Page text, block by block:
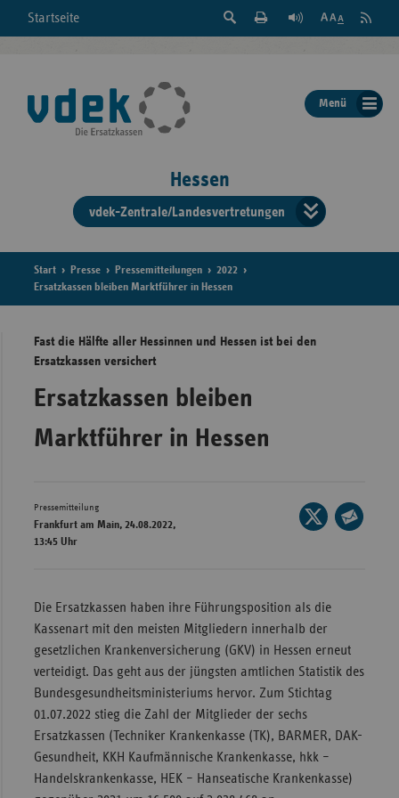
Startseite
Suche
der
Seite
Feed
Menü
Hessen
vdek-Zentrale/Landesvertretungen
der
Start Presse Pressemitteilungen
2022
Ersatzkassen bleiben Marktführer in Hessen
Fast die Hälfte aller Hessinnen und Hessen ist bei den
Ersatzkassen versichert
Ersatzkassen bleiben
Marktführer in Hessen
Pressemitteilung
Frankfurt am Main, 24.08.2022,
13:45 Uhr
Seite
auf
Die Ersatzkassen haben ihre Führungsposition als die
Kassenart mit den meisten Mitgliedern innerhalb der
gesetzlichen Krankenversicherung (GKV) in Hessen erneut
verteidigt. Das geht aus der jüngsten amtlichen Statistik des
Bundesgesundheitsministeriums hervor. Zum Stichtag
01.07.2022 stieg die Zahl der Mitglieder der sechs
Ersatzkassen (Techniker Krankenkasse (TK), BARMER, DAK-
Gesundheit, KKH Kaufmännische Krankenkasse, hkk –
Handelskrankenkasse, HEK – Hanseatische Krankenkasse)